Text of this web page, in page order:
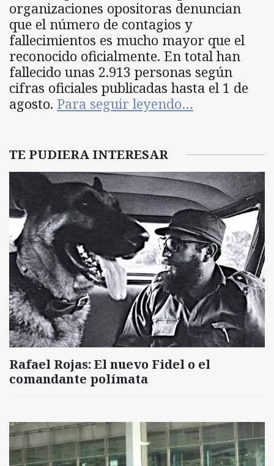
organizaciones opositoras denuncian
que el número de contagios y
fallecimientos es mucho mayor que el
reconocido oficialmente. En total han
fallecido unas 2.913 personas según
cifras oficiales publicadas hasta el 1 de
agosto. Para seguir leyendo…
TE PUDIERA INTERESAR
Rafael Rojas: El nuevo Fidel o el
comandante polímata